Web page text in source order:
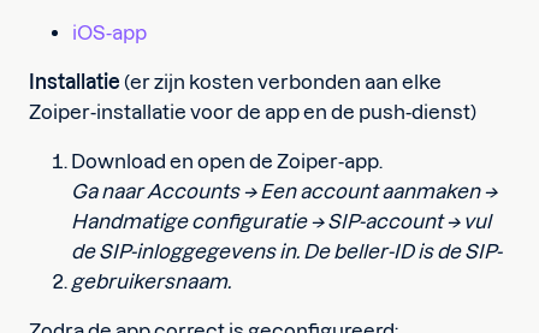
iOS-app
Installatie (er zijn kosten verbonden aan elke
Zoiper-installatie voor de app en de push-dienst)
Download en open de Zoiper-app.
Ga naar Accounts → Een account aanmaken →
Handmatige configuratie → SIP-account → vul
de SIP-inloggegevens in. De beller-ID is de SIP-
gebruikersnaam.